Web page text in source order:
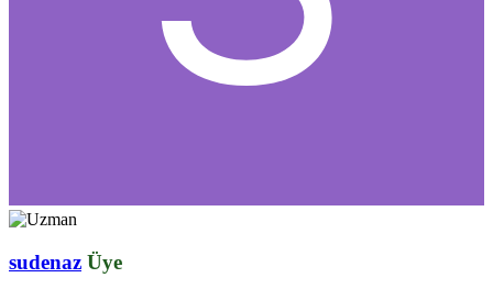
sudenaz Üye